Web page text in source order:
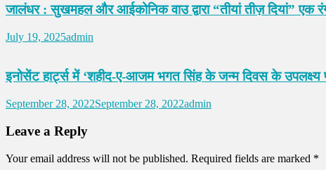
जालंधर : सुखमहल और आईकोनिक वाउ द्वारा “तीयां तीज़ दियां”
July 19, 2025admin
इनोसेंट हार्ट्स में ‘शहीद-ए-आजम भगत सिंह के जन्म दिवस के उपलक्ष्य
September 28, 2022September 28, 2022admin
Leave a Reply
Your email address will not be published. Required fields are marked *